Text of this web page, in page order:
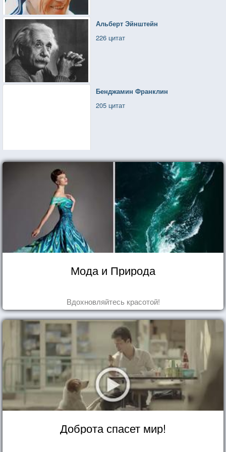
Альберт Эйнштейн
226 цитат
Бенджамин Франклин
205 цитат
Мода и Природа
Вдохновляйтесь красотой!
Доброта спасет мир!